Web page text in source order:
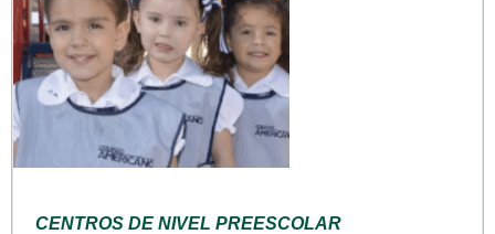
CENTROS DE NIVEL PREESCOLAR